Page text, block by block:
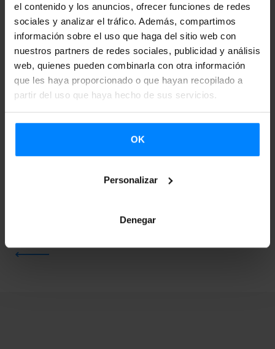
el contenido y los anuncios, ofrecer funciones de redes
sociales y analizar el tráfico. Además, compartimos
información sobre el uso que haga del sitio web con
nuestros partners de redes sociales, publicidad y análisis
web, quienes pueden combinarla con otra información
que les haya proporcionado o que hayan recopilado a
partir del uso que haya hecho de sus servicios.
OK
Personalizar
Denegar
único del país dedicado a la libros de poesía infantil- se
inaugurase en 2003.